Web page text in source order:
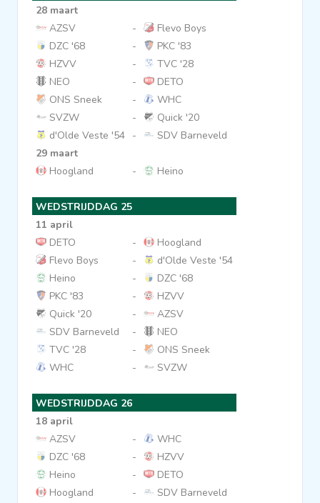
28 maart
AZSV
-
Flevo Boys
DZC '68
-
PKC '83
HZVV
-
TVC '28
NEO
-
DETO
ONS Sneek
-
WHC
SVZW
-
Quick '20
d'Olde Veste '54 -
SDV Barneveld
29 maart
Hoogland
- Heino
WEDSTRIJDDAG 25
11 april
DETO
-
Hoogland
Flevo Boys
-
d'Olde Veste '54
Heino
-
DZC '68
PKC '83
-
HZVV
Quick '20
-
AZSV
SDV Barneveld
-
NEO
TVC '28
-
ONS Sneek
WHC
- SVZW
WEDSTRIJDDAG 26
18 april
AZSV
-
WHC
DZC '68
-
HZVV
Heino
-
DETO
Hoogland
-
SDV Barneveld